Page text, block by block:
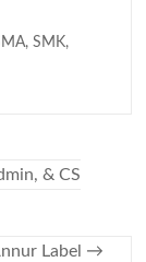
,SMK,
& CS
Label →